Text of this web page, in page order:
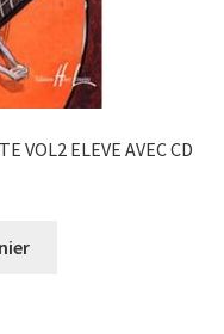
VOL2 ELEVE AVEC CD